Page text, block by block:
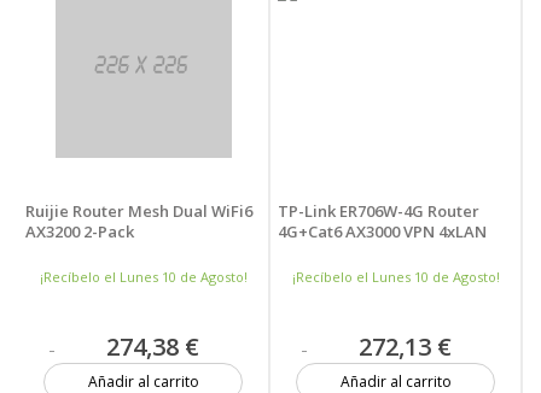
Ruijie Router Mesh Dual WiFi6
AX3200 2-Pack
¡Recíbelo el Lunes 10 de Agosto!
274,38 €
Añadir al carrito
TP-Link ER706W-4G Router
4G+Cat6 AX3000 VPN 4xLAN
¡Recíbelo el Lunes 10 de Agosto!
272,13 €
Añadir al carrito